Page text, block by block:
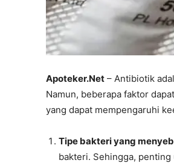
Apoteker.Net – Antibiotik
Namun, beberapa faktor
yang dapat mempengaruhi
Tipe bakteri yang
bakteri. Sehingga,